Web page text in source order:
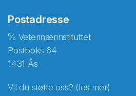
Postadresse
℅ Veterinærinstituttet
Postboks 64
1431 Ås
Vil du støtte oss? (les mer)